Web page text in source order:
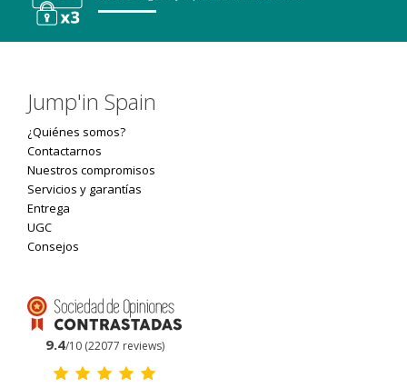
Jump'in Spain
¿Quiénes somos?
Contactarnos
Nuestros compromisos
Servicios y garantías
Entrega
UGC
Consejos
9.4/10 (22077 reviews)